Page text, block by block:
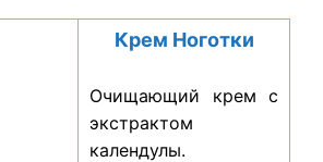
Крем Ноготки
Очищающий крем с
экстрактом
календулы.